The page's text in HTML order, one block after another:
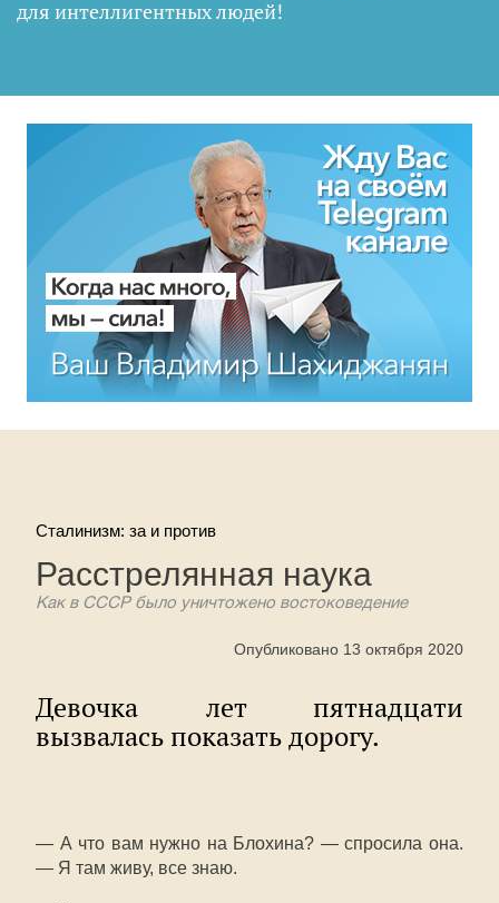
для интеллигентных людей!
Сталинизм: за и против
Расстрелянная наука
Как в СССР было уничтожено востоковедение
Опубликовано 13 октября 2020
Девочка лет пятнадцати
вызвалась показать дорогу.
— А что вам нужно на Блохина? — спросила она.
— Я там живу, все знаю.